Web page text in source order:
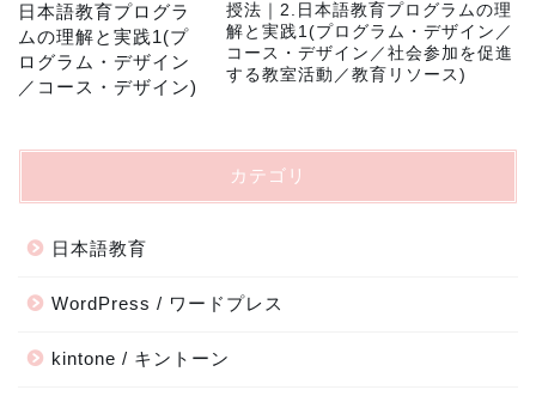
授法｜2.日本語教育プログラムの理
解と実践1(プログラム・デザイン／
コース・デザイン／社会参加を促進
する教室活動／教育リソース)
カテゴリ
日本語教育
WordPress / ワードプレス
kintone / キントーン